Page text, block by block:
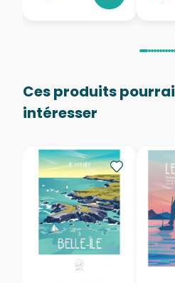
Ces produits
intéresser